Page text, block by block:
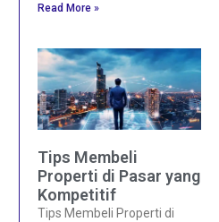
Read More »
Tips Membeli
Properti di Pasar yang
Kompetitif
Tips Membeli Properti di